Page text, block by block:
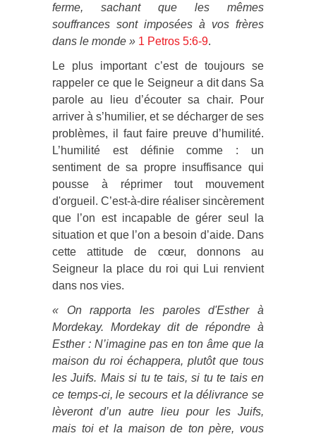
ferme, sachant que les mêmes
souffrances sont imposées à vos frères
dans le monde » 1 Petros 5:6-9.
Le plus important c’est de toujours se
rappeler ce que le Seigneur a dit dans Sa
parole au lieu d’écouter sa chair. Pour
arriver à s’humilier, et se décharger de ses
problèmes, il faut faire preuve d’humilité.
L’humilité est définie comme : un
sentiment de sa propre insuffisance qui
pousse à réprimer tout mouvement
d'orgueil. C’est-à-dire réaliser sincèrement
que l’on est incapable de gérer seul la
situation et que l’on a besoin d’aide. Dans
cette attitude de cœur, donnons au
Seigneur la place du roi qui Lui renvient
dans nos vies.
« On rapporta les paroles d'Esther à
Mordekay.
Mordekay dit de répondre à
Esther : N’imagine pas en ton âme que la
maison du roi échappera, plutôt que tous
les Juifs. Mais si tu te tais, si tu te tais en
ce temps-ci, le secours et la délivrance se
lèveront d’un autre lieu pour les Juifs,
mais toi et la maison de ton père, vous